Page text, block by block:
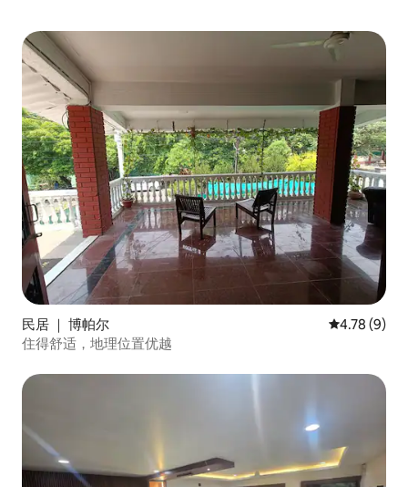
民居 ｜ 博帕尔 平均评分
4.78 (9)
住得舒适，地理位置优越